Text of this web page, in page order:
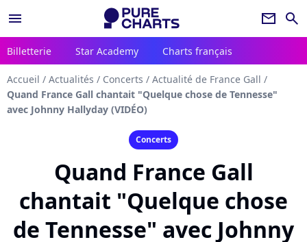
menu newsletter search
Billetterie Star Academy Charts français
Accueil / Actualités / Concerts / Actualité de France Gall /
Quand France Gall chantait "Quelque chose de Tennesse"
avec Johnny Hallyday (VIDÉO)
Concerts
Quand France Gall
chantait "Quelque chose
de Tennesse" avec Johnny